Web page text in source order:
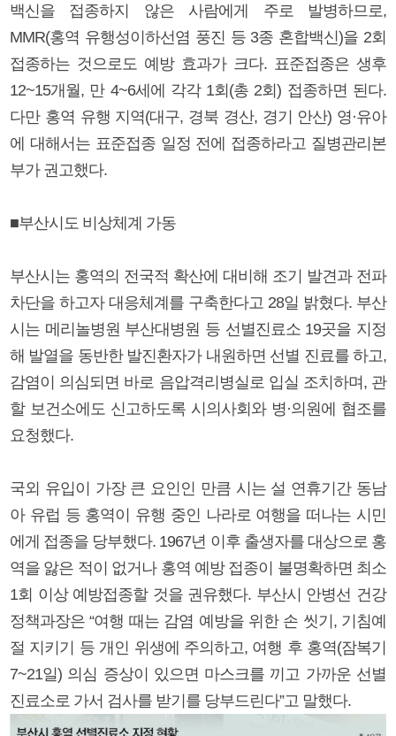
백신을 접종하지 않은 사람에게 주로 발병하므로,
MMR(홍역 유행성이하선염 풍진 등 3종 혼합백신)을 2회
접종하는 것으로도 예방 효과가 크다. 표준접종은 생후
12~15개월, 만 4~6세에 각각 1회(총 2회) 접종하면 된다.
다만 홍역 유행 지역(대구, 경북 경산, 경기 안산) 영·유아
에 대해서는 표준접종 일정 전에 접종하라고 질병관리본
부가 권고했다.
■부산시도 비상체계 가동
부산시는 홍역의 전국적 확산에 대비해 조기 발견과 전파
차단을 하고자 대응체계를 구축한다고 28일 밝혔다. 부산
시는 메리놀병원 부산대병원 등 선별진료소 19곳을 지정
해 발열을 동반한 발진환자가 내원하면 선별 진료를 하고,
감염이 의심되면 바로 음압격리병실로 입실 조치하며, 관
할 보건소에도 신고하도록 시의사회와 병·의원에 협조를
요청했다.
국외 유입이 가장 큰 요인인 만큼 시는 설 연휴기간 동남
아 유럽 등 홍역이 유행 중인 나라로 여행을 떠나는 시민
에게 접종을 당부했다. 1967년 이후 출생자를 대상으로 홍
역을 앓은 적이 없거나 홍역 예방 접종이 불명확하면 최소
1회 이상 예방접종할 것을 권유했다. 부산시 안병선 건강
정책과장은 “여행 때는 감염 예방을 위한 손 씻기, 기침예
절 지키기 등 개인 위생에 주의하고, 여행 후 홍역(잠복기
7~21일) 의심 증상이 있으면 마스크를 끼고 가까운 선별
진료소로 가서 검사를 받기를 당부드린다”고 말했다.